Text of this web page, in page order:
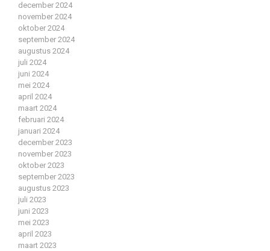
december 2024
november 2024
oktober 2024
september 2024
augustus 2024
juli 2024
juni 2024
mei 2024
april 2024
maart 2024
februari 2024
januari 2024
december 2023
november 2023
oktober 2023
september 2023
augustus 2023
juli 2023
juni 2023
mei 2023
april 2023
maart 2023